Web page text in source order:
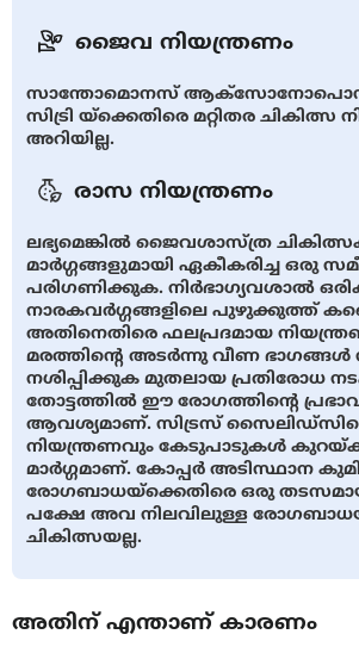
ജൈവ നിയന്ത്രണം
സാന്തോമൊനസ്
സിട്രി യ്ക്കെതിരെ മറ്റിതര ചികിത്സ
അറിയില്ല.
രാസ നിയന്ത്രണം
ലഭ്യമെങ്കില്‍ ജൈവശാസ്ത്ര
മാര്‍ഗ്ഗങ്ങളുമായി ഏകീകരിച്ച ഒരു
പരിഗണിക്കുക. നിര്‍ഭാഗ്യവശാല്‍
നാരകവര്‍ഗ്ഗങ്ങളിലെ പുഴുക്കുത്ത്
അതിനെതിരെ ഫലപ്രദമായ
മരത്തിന്റെ അടര്‍ന്നു വീണ ഭാഗങ്ങള്‍
നശിപ്പിക്കുക മുതലായ പ്രതിരോധ
തോട്ടത്തില്‍ ഈ രോഗത്തിന്റെ
ആവശ്യമാണ്‌. സിട്രസ്
നിയന്ത്രണവും കേടുപാടുകള്‍
മാര്‍ഗ്ഗമാണ്. കോപ്പര്‍ അടിസ്ഥാന
രോഗബാധയ്ക്കെതിരെ ഒരു
പക്ഷേ അവ നിലവിലുള്ള
ചികിത്സയല്ല.
അതിന് എന്താണ് കാരണം